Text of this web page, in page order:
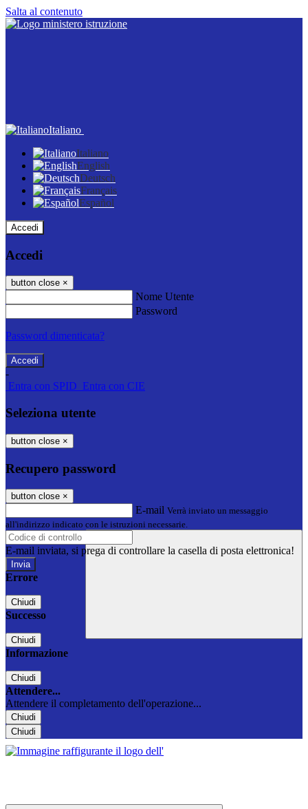
Salta al contenuto
Italiano
Italiano
English
Deutsch
Français
Español
Accedi
Accedi
button close ×
Nome Utente
Password
Password dimenticata?
-
Entra con SPID Entra con CIE
Seleziona utente
button close ×
Recupero password
button close ×
E-mail Verrà inviato un messaggio
all'indirizzo indicato con le istruzioni necessarie.
E-mail inviata, si prega di controllare la casella di posta elettronica!
Errore
Chiudi
Successo
Chiudi
Informazione
Chiudi
Attendere...
Attendere il completamento dell'operazione...
Chiudi
Chiudi